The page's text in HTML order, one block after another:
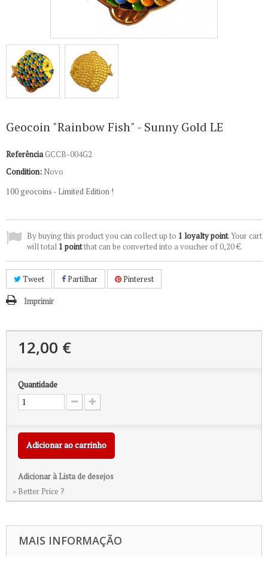
Geocoin "Rainbow Fish" - Sunny Gold LE
ReferênciaGCCB-004G2
Condition: Novo
100 geocoins - Limited Edition !
By buying this product you can collect up to 1 loyalty point. Your cart
will total 1 pointthat can be converted into a voucher of0,20 €.
Tweet Partilhar Pinterest
Imprimir
12,00 €
Quantidade
Adicionar ao carrinho
Adicionar à Lista de desejos
» Better Price ?
MAIS INFORMAÇÃO